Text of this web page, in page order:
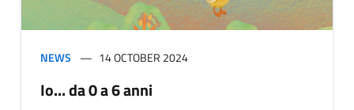
NEWS 14 OCTOBER 2024
Io... da 0 a 6 anni